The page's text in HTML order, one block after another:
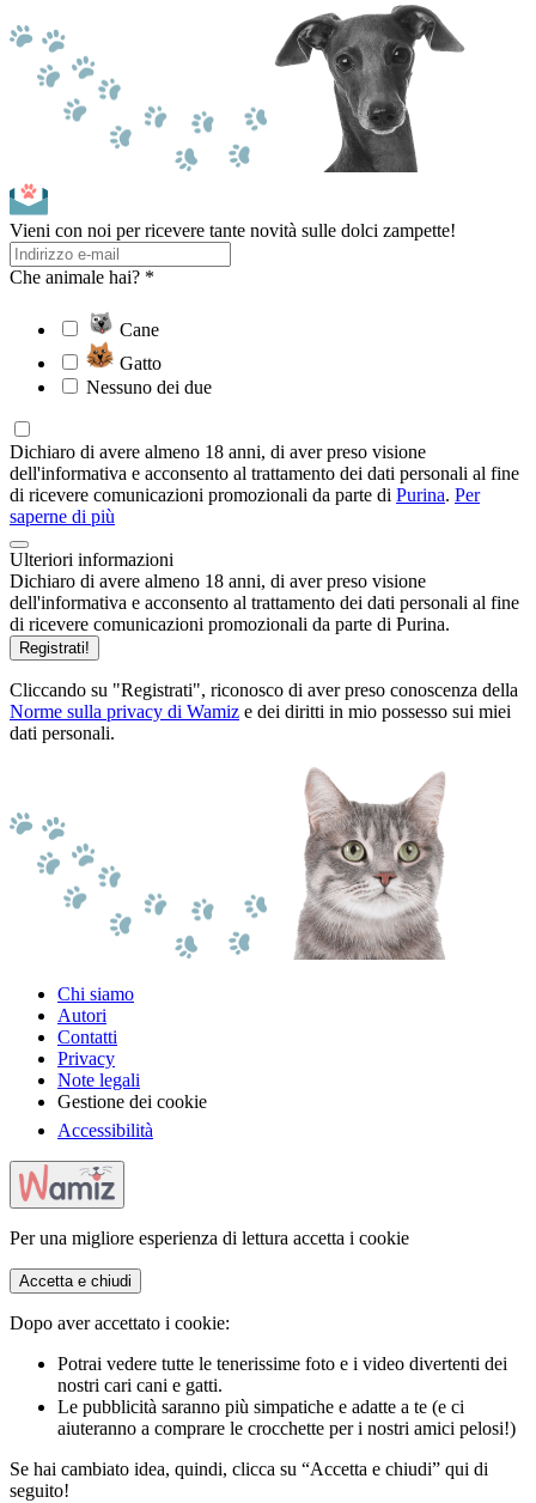
Vieni con noi per ricevere tante novità sulle dolci zampette!
Che animale hai? *
Cane
Gatto
Nessuno dei due
Dichiaro di avere almeno 18 anni, di aver preso visione
dell'informativa e acconsento al trattamento dei dati personali al fine
di ricevere comunicazioni promozionali da parte di Purina. Per
saperne di più
Ulteriori informazioni
Dichiaro di avere almeno 18 anni, di aver preso visione
dell'informativa e acconsento al trattamento dei dati personali al fine
di ricevere comunicazioni promozionali da parte di Purina.
Registrati!
Cliccando su "Registrati", riconosco di aver preso conoscenza della
Norme sulla privacy di Wamiz e dei diritti in mio possesso sui miei
dati personali.
Chi siamo
Autori
Contatti
Privacy
Note legali
Gestione dei cookie
Accessibilità
Per una migliore esperienza di lettura accetta i cookie
Accetta e chiudi
Dopo aver accettato i cookie:
Potrai vedere tutte le tenerissime foto e i video divertenti dei
nostri cari cani e gatti.
Le pubblicità saranno più simpatiche e adatte a te (e ci
aiuteranno a comprare le crocchette per i nostri amici pelosi!)
Se hai cambiato idea, quindi, clicca su “Accetta e chiudi” qui di
seguito!